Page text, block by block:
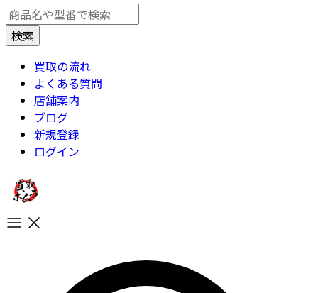
買取の流れ
よくある質問
店舗案内
ブログ
新規登録
ログイン